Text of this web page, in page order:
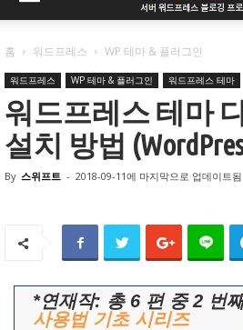
홈 워드프레스 WP 테마 & 플러그인
워드프레스 WP 테마 & 플러그인 워드프레스 테마
워드프레스 테마
설치 방법
By 스위프트 - 2018-09-11에 마지막으로 업데이트됨
*연재작: 총 6 편 중 2 번
사용법 기초 시리즈